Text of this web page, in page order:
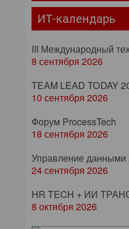
ИТ-календарь
III Международный
8 сентября 2026
TEAM LEAD TODAY
10 сентября 2026
Форум ProcessTech
18 сентября 2026
Управление данными
24 сентября 2026
HR TECH + ИИ
8 октября 2026